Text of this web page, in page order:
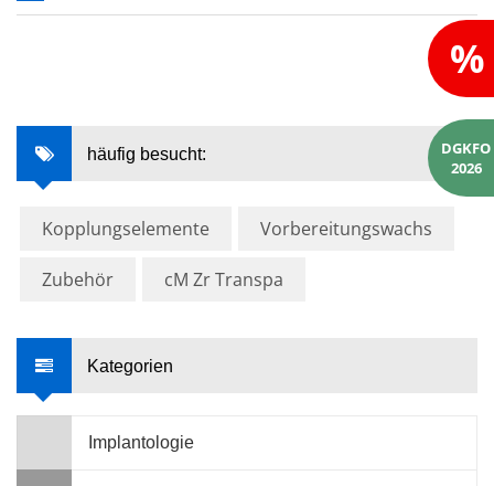
häufig besucht:
Kopplungselemente Vorbereitungswachs
Zubehör cM Zr Transpa
Kategorien
Implantologie
%
DGKFO
2026